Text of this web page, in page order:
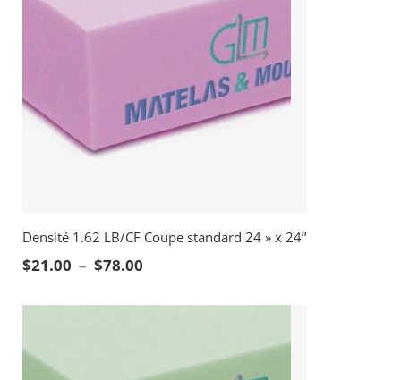
Densité 1.62 LB/CF Coupe standard 24 » x 24’’
$21.00 – $78.00